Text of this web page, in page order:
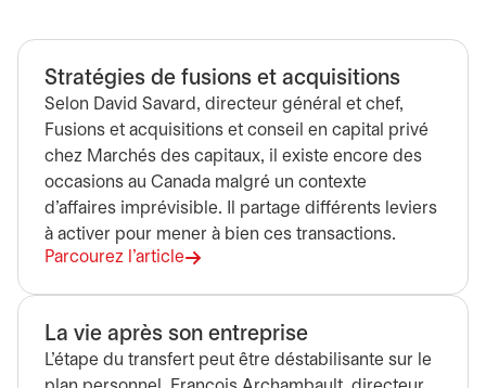
Stratégies de fusions et acquisitions
Selon David Savard, directeur général et chef,
Fusions et acquisitions et conseil en capital privé
chez Marchés des capitaux, il existe encore des
occasions au Canada malgré un contexte
d’affaires imprévisible. Il partage différents leviers
à activer pour mener à bien ces transactions.
Parcourez l’article
s’ouvre dans un nouvel onglet
La vie après son entreprise
L’étape du transfert peut être déstabilisante sur le